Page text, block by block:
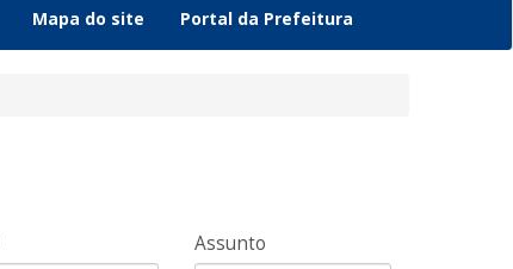
Mapa do site Portal da Prefeitura
Assunto